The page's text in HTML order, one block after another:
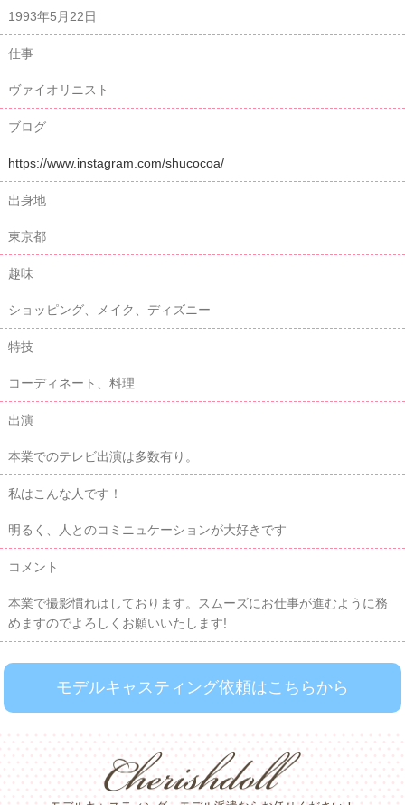
1993年5月22日
仕事
ヴァイオリニスト
ブログ
https://www.instagram.com/shucocoa/
出身地
東京都
趣味
ショッピング、メイク、ディズニー
特技
コーディネート、料理
出演
本業でのテレビ出演は多数有り。
私はこんな人です！
明るく、人とのコミニュケーションが大好きです
コメント
本業で撮影慣れはしております。スムーズにお仕事が進むように務
めますのでよろしくお願いいたします!
モデルキャスティング依頼はこちらから